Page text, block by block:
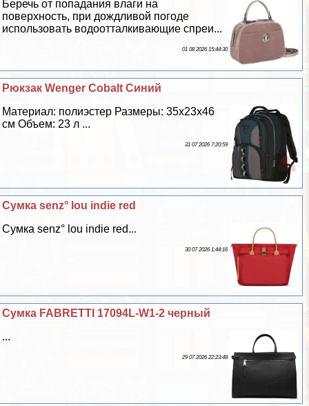
Беречь от попадания влаги на
поверхность, при дождливой погоде
использовать водоотталкивающие спреи...
01 08 2026 15:44:30
Рюкзак Wenger Cobalt Синий
Материал: полиэстер Размеры: 35x23x46
см Объем: 23 л ...
31 07 2026 7:20:59
Сумка senz° lou indie red
Сумка senz° lou indie red...
30 07 2026 1:44:16
Сумка FABRETTI 17094L-W1-2 черный
...
29 07 2026 22:23:48